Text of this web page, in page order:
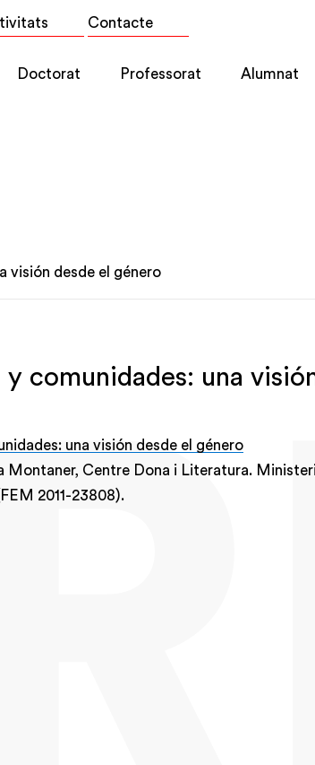
Contacte
Doctorat Professorat Alumnat
visión desde el género
comunidades: una
una visión desde el género
Montaner, Centre Dona i Literatura.
2011-23808).